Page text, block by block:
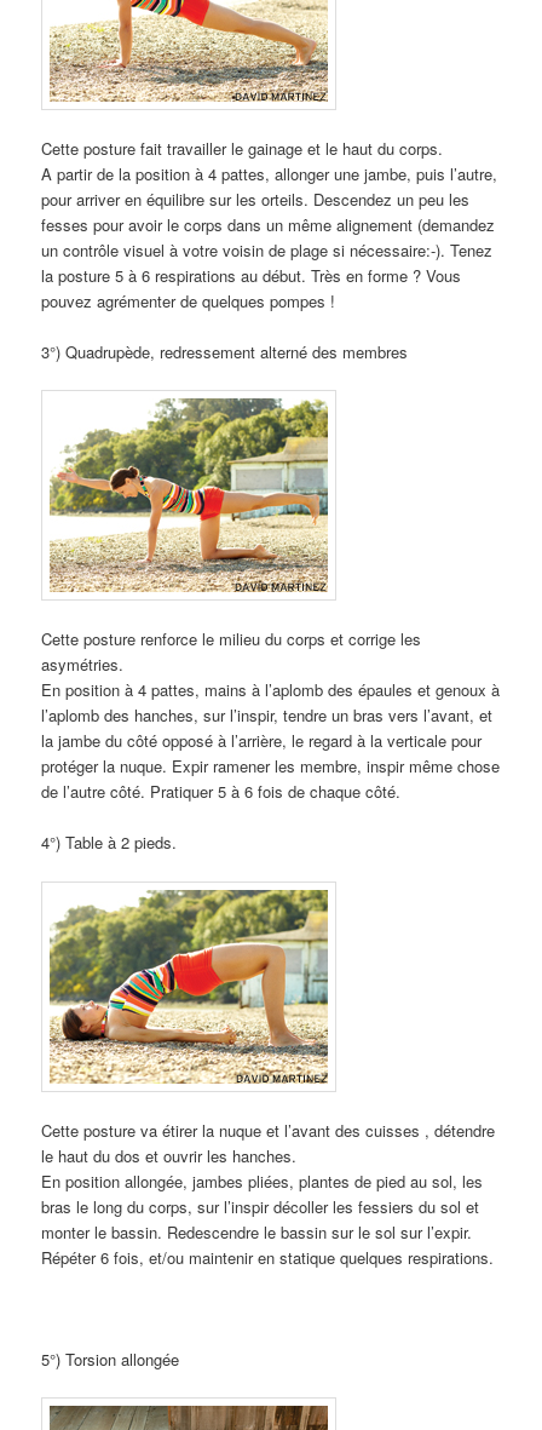
Cette posture fait travailler le gainage et le haut du corps.
A partir de la position à 4 pattes, allonger une jambe, puis l’autre,
pour arriver en équilibre sur les orteils. Descendez un peu les
fesses pour avoir le corps dans un même alignement (demandez
un contrôle visuel à votre voisin de plage si nécessaire:-). Tenez
la posture 5 à 6 respirations au début. Très en forme ? Vous
pouvez agrémenter de quelques pompes !
3°) Quadrupède, redressement alterné des membres
Cette posture renforce le milieu du corps et corrige les
asymétries.
En position à 4 pattes, mains à l’aplomb des épaules et genoux à
l’aplomb des hanches, sur l’inspir, tendre un bras vers l’avant, et
la jambe du côté opposé à l’arrière, le regard à la verticale pour
protéger la nuque. Expir ramener les membre, inspir même chose
de l’autre côté. Pratiquer 5 à 6 fois de chaque côté.
4°) Table à 2 pieds.
Cette posture va étirer la nuque et l’avant des cuisses , détendre
le haut du dos et ouvrir les hanches.
En position allongée, jambes pliées, plantes de pied au sol, les
bras le long du corps, sur l’inspir décoller les fessiers du sol et
monter le bassin. Redescendre le bassin sur le sol sur l’expir.
Répéter 6 fois, et/ou maintenir en statique quelques respirations.
5°) Torsion allongée